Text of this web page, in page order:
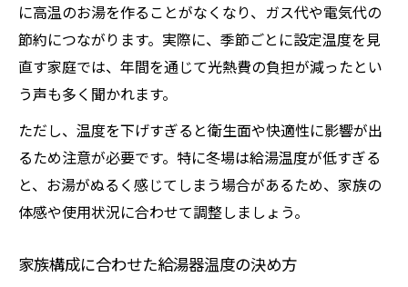
に高温のお湯を作ることがなくなり、ガス代や電気代の
節約につながります。実際に、季節ごとに設定温度を見
直す家庭では、年間を通じて光熱費の負担が減ったとい
う声も多く聞かれます。
ただし、温度を下げすぎると衛生面や快適性に影響が出
るため注意が必要です。特に冬場は給湯温度が低すぎる
と、お湯がぬるく感じてしまう場合があるため、家族の
体感や使用状況に合わせて調整しましょう。
家族構成に合わせた給湯器温度の決め方